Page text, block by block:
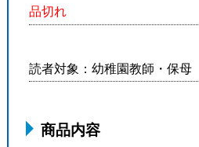
品切れ
読者対象：幼稚園教師・保母
商品内容